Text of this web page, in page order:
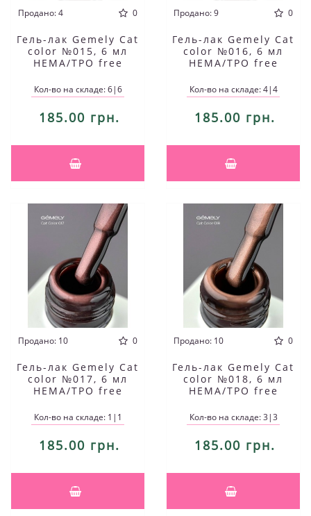
Продано: 4 0
Гель-лак Gemely Cat
color №015, 6 мл
HEMA/TPO free
Кол-во на складе: 6|6
185.00 грн.
Продано: 9 0
Гель-лак Gemely Cat
color №016, 6 мл
HEMA/TPO free
Кол-во на складе: 4|4
185.00 грн.
Продано: 10 0
Гель-лак Gemely Cat
color №017, 6 мл
HEMA/TPO free
Кол-во на складе: 1|1
185.00 грн.
Продано: 10 0
Гель-лак Gemely Cat
color №018, 6 мл
HEMA/TPO free
Кол-во на складе: 3|3
185.00 грн.